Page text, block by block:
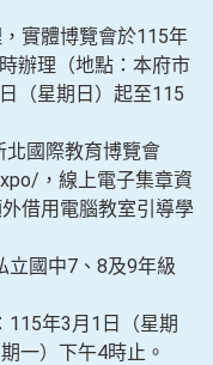
實體博覽會於115年
辦理（地點：本府市
（星期日）起至115
北國際教育博覽會
，線上電子集章資
借用電腦教室引導學
國中7、8及9年級
年3月1日（星期
一）下午4時止。